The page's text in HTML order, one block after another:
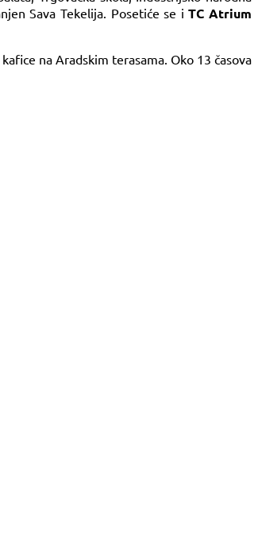
Sava Tekelija. Posetiće se iTC Atrium
na Aradskim terasama. Oko 13 časova